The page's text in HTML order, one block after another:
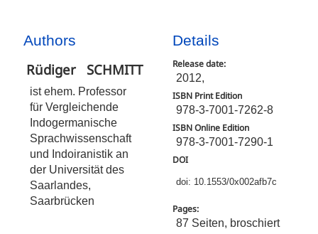
Authors
Rüdiger SCHMITT
ist ehem. Professor
für Vergleichende
Indogermanische
Sprachwissenschaft
und Indoiranistik an
der Universität des
Saarlandes,
Saarbrücken
Details
Release date:
2012,
ISBN Print Edition
978-3-7001-7262-8
ISBN Online Edition
978-3-7001-7290-1
DOI
doi: 10.1553/0x002afb7c
Pages:
87 Seiten, broschiert